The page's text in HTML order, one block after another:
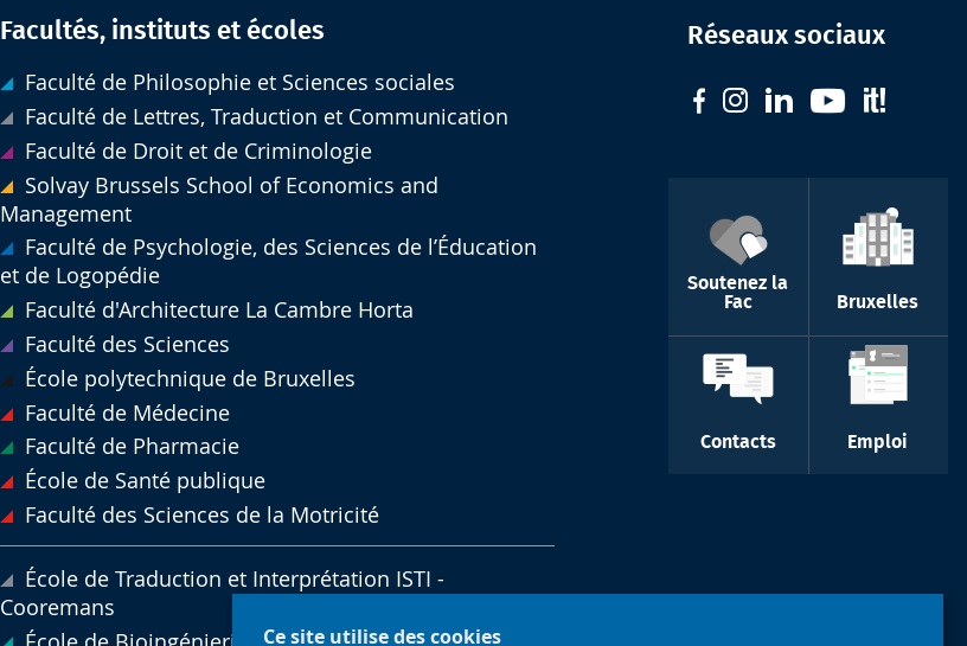
Ce site utilise des cookies
Facultés, instituts et écoles
Faculté de Philosophie et Sciences sociales
Faculté de Lettres, Traduction et Communication
Faculté de Droit et de Criminologie
Solvay Brussels School of Economics and
Management
Faculté de Psychologie, des Sciences de l’Éducation
et de Logopédie
Faculté d'Architecture La Cambre Horta
Faculté des Sciences
École polytechnique de Bruxelles
Faculté de Médecine
Faculté de Pharmacie
École de Santé publique
Faculté des Sciences de la Motricité
École de Traduction et Interprétation ISTI -
Cooremans
Réseaux sociaux
Soutenez la
Fac
Bruxelles
Contacts Emploi